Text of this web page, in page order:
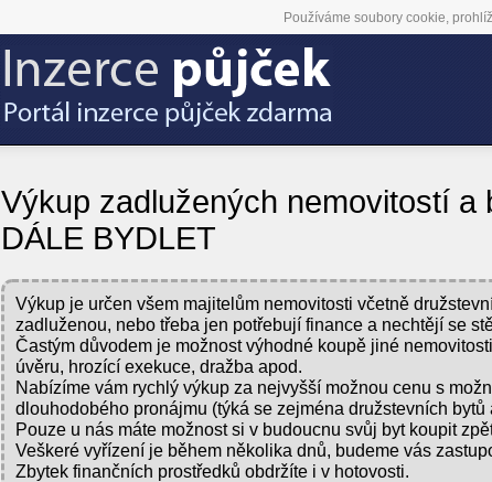
Používáme soubory cookie,
Výkup zadlužených nemovitostí a
DÁLE BYDLET
Výkup je určen všem majitelům nemovitosti včetně
zadluženou, nebo třeba jen potřebují finance a nechtějí se
Častým důvodem je možnost výhodné koupě jiné
úvěru, hrozící exekuce, dražba apod.
Nabízíme vám rychlý výkup za nejvyšší možnou cenu s
dlouhodobého pronájmu (týká se zejména družstevních bytů
Pouze u nás máte možnost si v budoucnu svůj byt koupit
Veškeré vyřízení je během několika dnů, budeme vás
Zbytek finančních prostředků obdržíte i v hotovosti.